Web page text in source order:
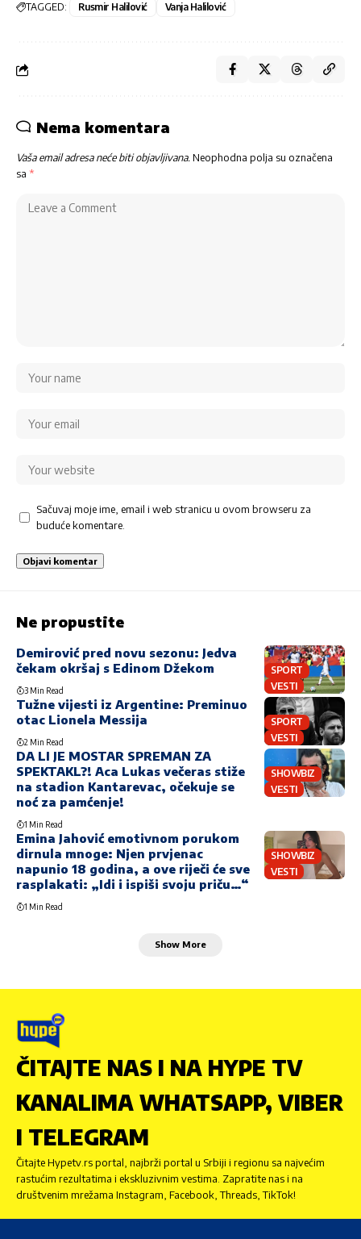
TAGGED: Rusmir Halilović Vanja Halilović
Nema komentara
Vaša email adresa neće biti objavljivana. Neophodna polja su označena
sa *
Sačuvaj moje ime, email i web stranicu u ovom browseru za
buduće komentare.
Ne propustite
SPORT
VESTI
Demirović pred novu sezonu: Jedva
čekam okršaj s Edinom Džekom
3 Min Read
SPORT
VESTI
Tužne vijesti iz Argentine: Preminuo
otac Lionela Messija
2 Min Read
SHOWBIZ
VESTI
DA LI JE MOSTAR SPREMAN ZA
SPEKTAKL?! Aca Lukas večeras stiže
na stadion Kantarevac, očekuje se
noć za pamćenje!
1 Min Read
SHOWBIZ
VESTI
Emina Jahović emotivnom porukom
dirnula mnoge: Njen prvjenac
napunio 18 godina, a ove riječi će sve
rasplakati: „Idi i ispiši svoju priču…“
1 Min Read
Show More
ČITAJTE NAS I NA HYPE TV
KANALIMA WHATSAPP, VIBER
I TELEGRAM
Čitajte Hypetv.rs portal, najbrži portal u Srbiji i regionu sa najvećim
rastućim rezultatima i ekskluzivnim vestima. Zapratite nas i na
društvenim mrežama Instagram, Facebook, Threads, TikTok!